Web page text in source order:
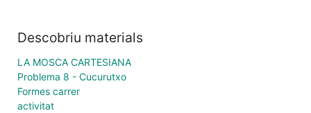
Descobriu materials
LA MOSCA CARTESIANA
Problema 8 - Cucurutxo
Formes carrer
activitat